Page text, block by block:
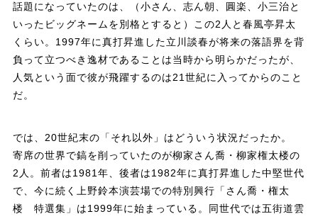
話題になっていたのは、（小さん、志ん朝、圓楽、小三治と
いったビッグネームを別格とすると）この2人と春風亭昇太
くらい。1997年に真打昇進した立川談春が将来の落語界を背
負って立つべき逸材であることは当時から明らかだったが、
人気という面で彼が飛躍するのは21世紀に入ってからのこと
だ。
では、20世紀末の「それ以外」はどういう状況だったか。
寄席の世界で鎬を削っていたのが柳家さん喬・柳家権太楼の
2人。前者は1981年、後者は1982年に真打昇進した中堅世代
で、今に続く上野鈴本演芸場での特別興行「さん喬・権太
楼 特選集」は1999年に始まっている。同世代では五街道雲